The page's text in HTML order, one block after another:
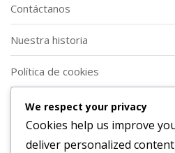
Contáctanos
Nuestra historia
Política de cookies
Política de protección de datos
Términos y condiciones
We respect your privacy
Cookies help us improve
deliver personalized